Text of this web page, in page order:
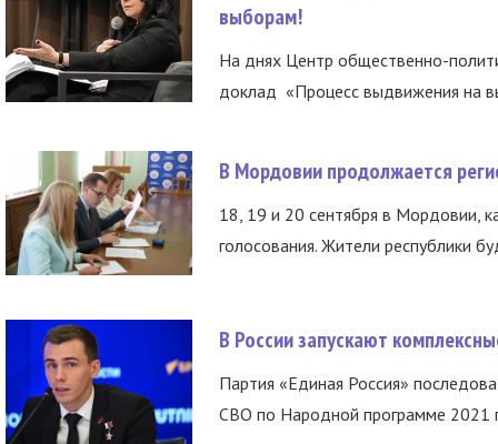
выборам!
На днях Центр общественно-
доклад «Процесс выдвижения на
В Мордовии продолжается
18, 19 и 20 сентября в Мордовии,
голосования. Жители республики
В России запускают
Партия «Единая Россия»
СВО по Народной программе 2021